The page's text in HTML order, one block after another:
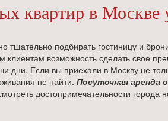
квартир в Москве
тщательно подбирать гостиницу и
клиентам возможность сделать свое
дни. Если вы приехали в Москву не
не найти. Посуточная аренда
достопримечательности